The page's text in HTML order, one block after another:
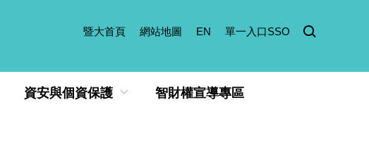
暨大首頁 網站地圖 EN 單一入口SSO
資安與個資保護 智財權宣導專區